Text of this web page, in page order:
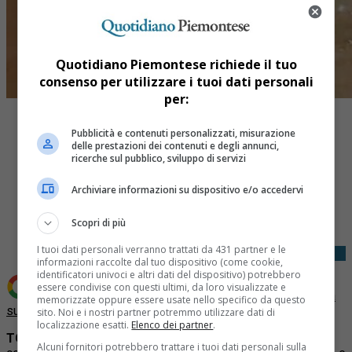
Share
Tweet
Aggiungi Quotidiano Piemontese come Fonte preferita
su Google
TORINO
Quotidiano Piemontese richiede il tuo
consenso per utilizzare i tuoi dati personali
per:
Pubblicità e contenuti personalizzati, misurazione
delle prestazioni dei contenuti e degli annunci,
ricerche sul pubblico, sviluppo di servizi
Archiviare informazioni su dispositivo e/o accedervi
Scopri di più
I tuoi dati personali verranno trattati da 431 partner e le
informazioni raccolte dal tuo dispositivo (come cookie,
identificatori univoci e altri dati del dispositivo) potrebbero
essere condivise con questi ultimi, da loro visualizzate e
memorizzate oppure essere usate nello specifico da questo
sito. Noi e i nostri partner potremmo utilizzare dati di
localizzazione esatti. Elenco dei partner.
Alcuni fornitori potrebbero trattare i tuoi dati personali sulla